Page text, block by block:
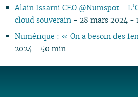
Alain Issarni CEO @Numspot -
cloud souverain- 28 mars 2024 -
Numérique : « On a besoin des
2024 - 50 min